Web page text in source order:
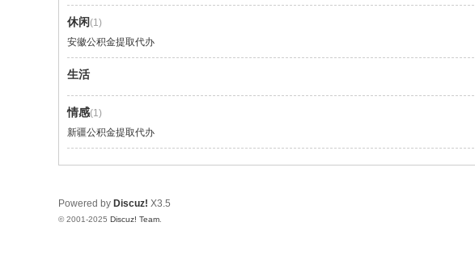
休闲(1)
安徽公积金提取代办
生活
情感(1)
新疆公积金提取代办
Powered by Discuz! X3.5
© 2001-2025 Discuz! Team